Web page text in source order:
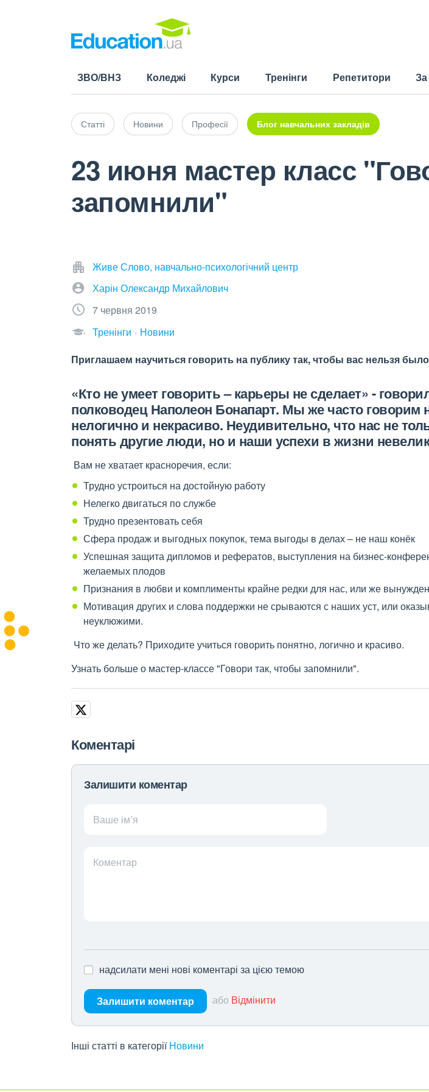
ЗВО/ВНЗ Коледжі Курси Тренінги Репетитори
Статті Новини Професії Блог навчальних закладів
23 июня мастер класс
запомнили"
Живе Слово, навчально-психологічний центр
Харін Олександр Михайлович
7 червня 2019
Тренінги
Новини
Приглашаем научиться говорить на публику так, чтобы вас нельзя
«Кто не умеет говорить – карьеры не сделает» -
полководец Наполеон Бонапарт. Мы же часто говорим
нелогично и некрасиво. Неудивительно, что нас не
понять другие люди, но и наши успехи в жизни
Вам не хватает красноречия, если:
Трудно устроиться на достойную работу
Нелегко двигаться по службе
Трудно презентовать себя
Сфера продаж и выгодных покупок, тема выгоды в делах – не наш конёк
Успешная защита дипломов и рефератов, выступления на бизнес-
желаемых плодов
Признания в любви и комплименты крайне редки для нас, или же
Мотивация других и слова поддержки не срываются с наших уст, или
неуклюжими.
Что же делать? Приходите учиться говорить понятно, логично и красиво.
Узнать больше о мастер-классе "Говори так, чтобы запомнили".
Коментарі
Залишити коментар
Ваше ім’я
Коментар
надсилати мені нові коментарі за цією темою
Залишити коментар або Відмінити
Інші статті в категорії Новини